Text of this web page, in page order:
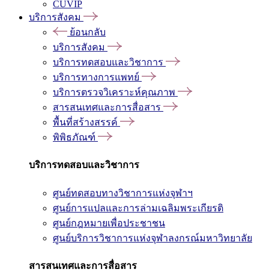
CUVIP
บริการสังคม
ย้อนกลับ
บริการสังคม
บริการทดสอบและวิชาการ
บริการทางการแพทย์
บริการตรวจวิเคราะห์คุณภาพ
สารสนเทศและการสื่อสาร
พื้นที่สร้างสรรค์
พิพิธภัณฑ์
บริการทดสอบและวิชาการ
ศูนย์ทดสอบทางวิชาการแห่งจุฬาฯ
ศูนย์การแปลและการล่ามเฉลิมพระเกียรติ
ศูนย์กฎหมายเพื่อประชาชน
ศูนย์บริการวิชาการแห่งจุฬาลงกรณ์มหาวิทยาลัย
สารสนเทศและการสื่อสาร